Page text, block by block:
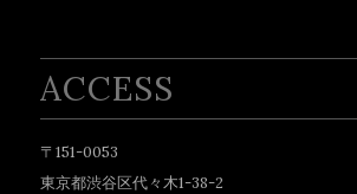
ACCESS
〒151-0053
東京都渋谷区代々木1-38-2